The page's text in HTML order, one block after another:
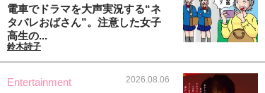
電車でドラマを大声実況する“ネ
タバレおばさん”。注意した女子
高生の...
鈴木詩子
Entertainment 2026.08.06